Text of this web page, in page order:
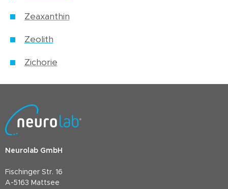
Zeaxanthin
Zeolith
Zichorie
Neurolab GmbH
Fischinger Str. 16
A-5163 Mattsee